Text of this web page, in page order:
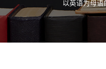
以英语为母